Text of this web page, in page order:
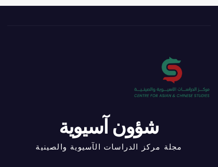
شؤون آسيوية
مجلة مركز الدراسات الآسيوية والصينية